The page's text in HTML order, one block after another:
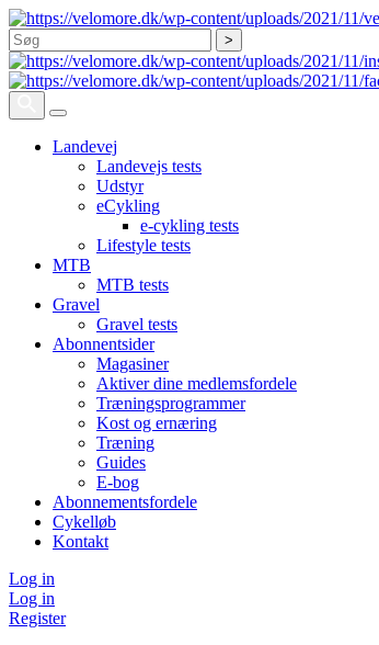
Søg
Landevej
Landevejs tests
Udstyr
eCykling
e-cykling tests
Lifestyle tests
MTB
MTB tests
Gravel
Gravel tests
Abonnentsider
Magasiner
Aktiver dine medlemsfordele
Træningsprogrammer
Kost og ernæring
Træning
Guides
E-bog
Abonnementsfordele
Cykelløb
Kontakt
Log in
Log in
Register